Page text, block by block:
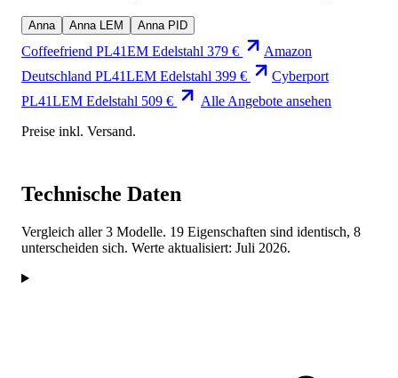
Anna Anna LEM Anna PID
Coffeefriend PL41EM Edelstahl 379 €
Amazon
Deutschland PL41LEM Edelstahl 399 €
Cyberport
PL41LEM Edelstahl 509 €
Alle Angebote ansehen
Preise inkl. Versand.
Technische Daten
Vergleich aller 3 Modelle. 19 Eigenschaften sind identisch, 8
unterscheiden sich. Werte aktualisiert: Juli 2026.